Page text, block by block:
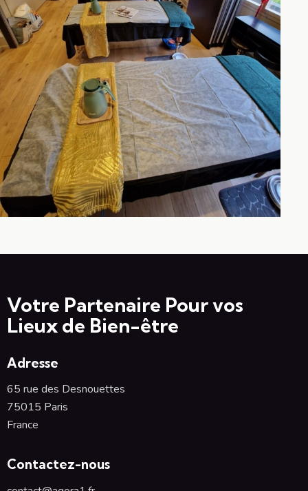
Votre Partenaire Pour vos
Lieux de Bien-être
Adresse
65 rue des Desnouettes
75015 Paris
France
Contactez-nous